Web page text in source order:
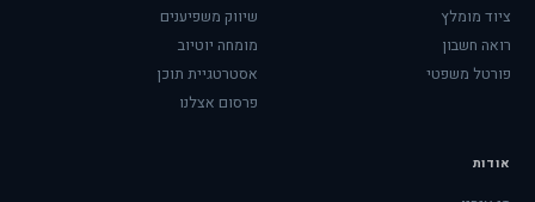
ציוד מומלץ
רואה חשבון
פורטל משפטי
שיווק משפיענים
מומחה יוטיוב
אסטרטגיית תוכן
פרסום אצלנו
אודות